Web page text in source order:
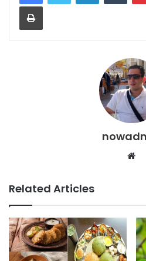
Print
Related Articles